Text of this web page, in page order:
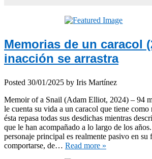
Memorias de un caracol
inacción se arrastra
Posted 30/01/2025 by Iris Martínez
Memoir of a Snail (Adam Elliot, 2024) – 94
le cuenta su vida a un caracol que tiene como
ésta repasa todas sus desdichas mientras
que le han acompañado a lo largo de los
personaje principal es realmente pasivo en su
comportarse, de… Read more »